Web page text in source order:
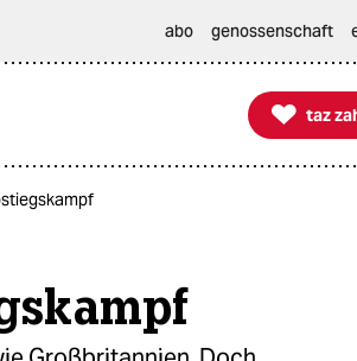
abo genossenschaft

taz zahl
taz